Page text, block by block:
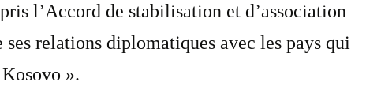
l’Accord de stabilisation et d’association
relations diplomatiques avec les pays qui
».